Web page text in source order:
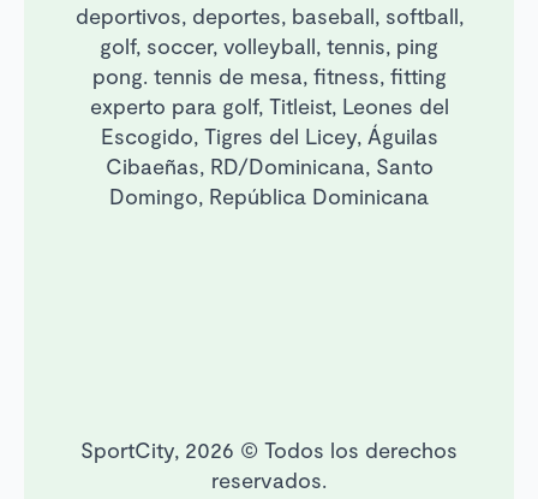
deportivos, deportes, baseball, softball,
golf, soccer, volleyball, tennis, ping
pong. tennis de mesa, fitness, fitting
experto para golf, Titleist, Leones del
Escogido, Tigres del Licey, Águilas
Cibaeñas, RD/Dominicana, Santo
Domingo, República Dominicana
SportCity, 2026 © Todos los derechos
reservados.